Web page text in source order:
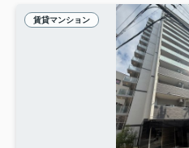
賃貸マンション